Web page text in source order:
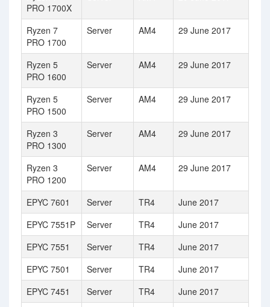
PRO 1700X
Ryzen 7
PRO 1700
Server AM4 29 June 2017
Ryzen 5
PRO 1600
Server AM4 29 June 2017
Ryzen 5
PRO 1500
Server AM4 29 June 2017
Ryzen 3
PRO 1300
Server AM4 29 June 2017
Ryzen 3
PRO 1200
Server AM4 29 June 2017
EPYC 7601 Server TR4
June 2017
EPYC 7551P
Server TR4
June 2017
EPYC 7551
Server TR4
June 2017
EPYC 7501
Server TR4
June 2017
EPYC 7451
Server TR4
June 2017